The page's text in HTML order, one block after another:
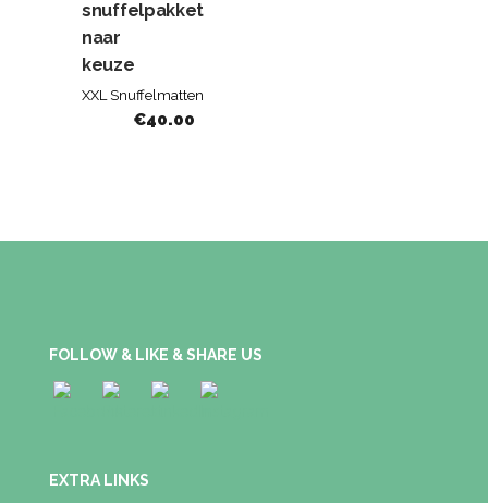
snuffelpakket
naar
keuze
XXL Snuffelmatten
€40.00
FOLLOW & LIKE & SHARE US
EXTRA LINKS